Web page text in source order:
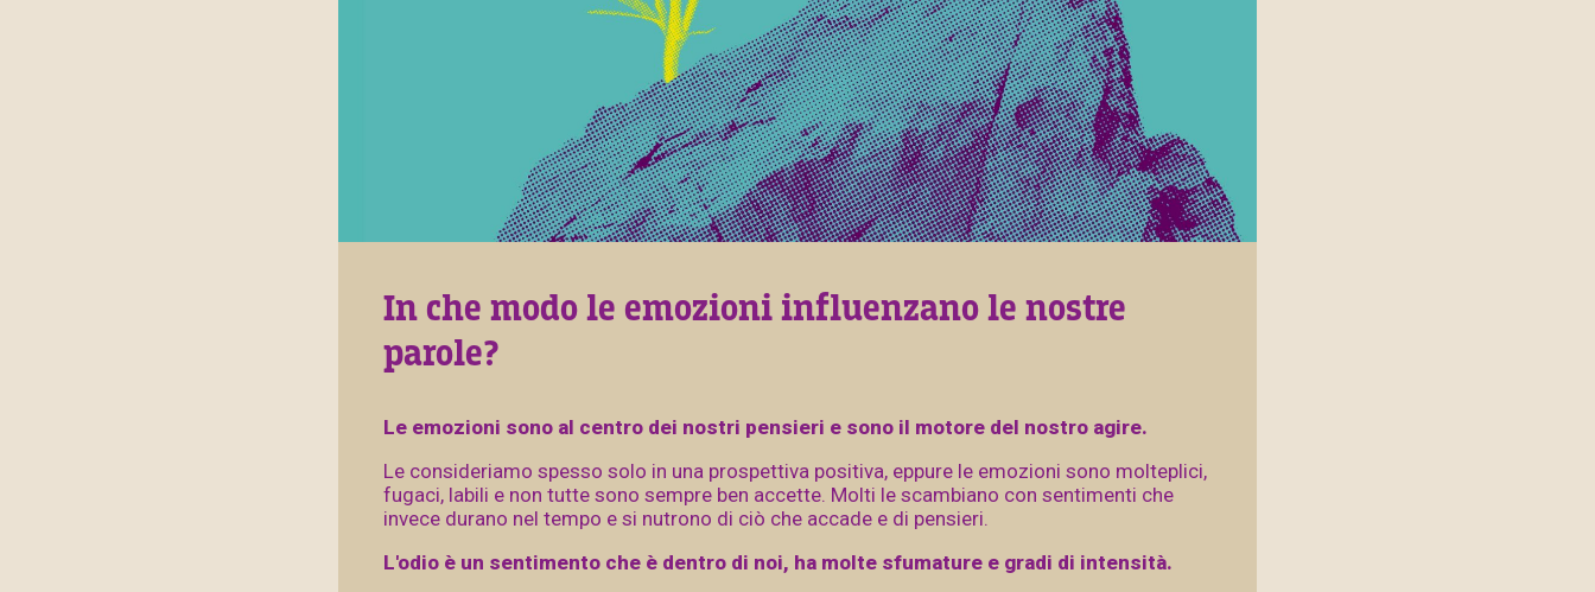
In che modo le emozioni influenzano le nostre
parole?
Le emozioni sono al centro dei nostri pensieri e sono il motore del nostro agire.
Le consideriamo spesso solo in una prospettiva positiva, eppure le emozioni sono molteplici,
fugaci, labili e non tutte sono sempre ben accette. Molti le scambiano con sentimenti che
invece durano nel tempo e si nutrono di ciò che accade e di pensieri.
L'odio è un sentimento che è dentro di noi, ha molte sfumature e gradi di intensità.